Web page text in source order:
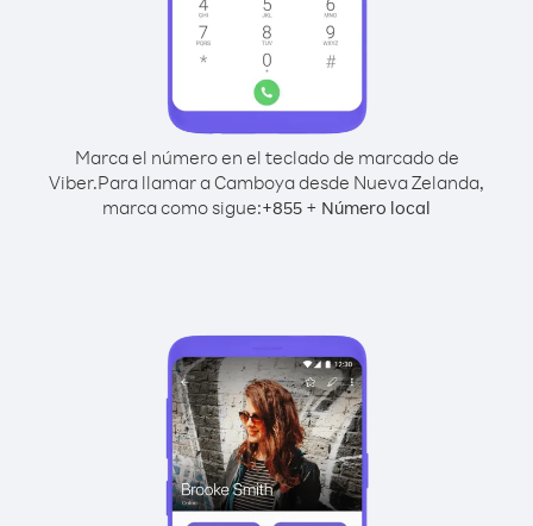
Marca el número en el teclado de marcado de
Viber.Para llamar a Camboya desde Nueva Zelanda,
marca como sigue:+855 + Número local